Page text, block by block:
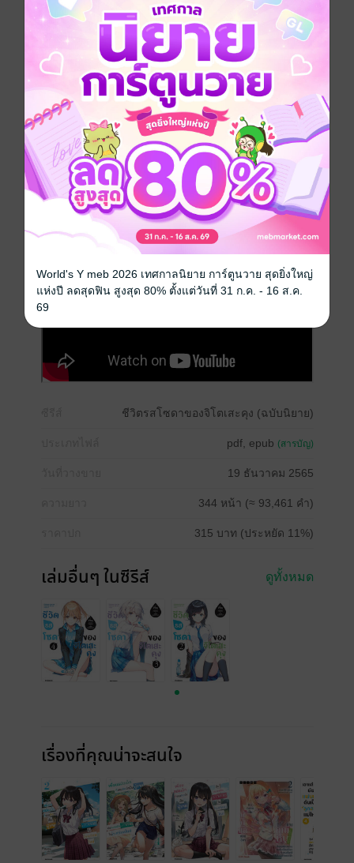
no Naka (Chitose Is in the Ramune Bottle)
กำหนดฉายปี 2025
หนังสือได้รางวัล
ได้รับรางวัล Award of Excellence ของรางวัล
Shogakukan Light Novel Award (ปี 2018), ได้
อันดับหนึ่งรางวัล Kono Light Novel ga Sugoi (ปี
2020-2021) หมวดไลท์โนเวล, ได้อันดับสองรางวัล
Kono Light Novel ga Sugoi (ปี 2023) หมวดไลท์
โนเวล
หนังสือแปล ฮาเร็ม ดรามา ตลก โรงเรียน
ชีวิตรสโซดาของจิโตเสะคุง (ฉบับนิยาย)
pdf, epub (สารบัญ)
19 ธันวาคม 2565
344 หน้า (≈ 93,461 คำ)
315 บาท (ประหยัด 11%)
เล่มอื่นๆ ในซีรีส์ ดูทั้งหมด
เรื่องที่คุณน่าจะสนใจ
World's Y meb 2026 เทศกาลนิยาย การ์ตูนวาย สุดยิ่งใหญ่
แห่งปี ลดสุดฟิน สูงสุด 80% ตั้งแต่วันที่ 31 ก.ค. - 16 ส.ค.
69